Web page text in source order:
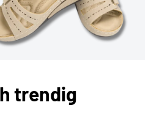
trendig